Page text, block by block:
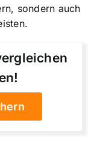
sondern auch